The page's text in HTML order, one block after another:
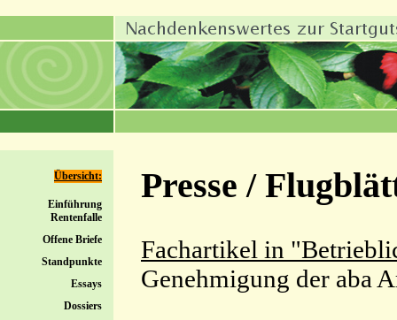
Übersicht:
Einführung
Rentenfalle
Offene Briefe
Standpunkte
Essays
Dossiers
Presse /
Fachartikel in
Genehmigung der aba